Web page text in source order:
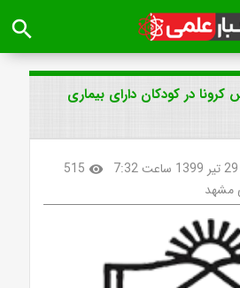
search
در کودکان دارای بیماری
visibility
515
مشهد